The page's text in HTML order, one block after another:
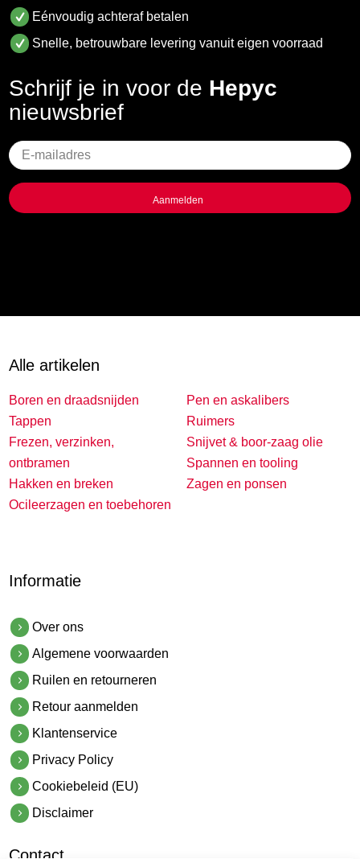
Eénvoudig achteraf betalen
Snelle, betrouwbare levering vanuit eigen voorraad
Schrijf je in voor de Hepyc
nieuwsbrief
Geen
titel
Alle artikelen
Boren en draadsnijden
Tappen
Frezen, verzinken,
ontbramen
Hakken en breken
Ocileerzagen en toebehoren
Pen en askalibers
Ruimers
Snijvet & boor-zaag olie
Spannen en tooling
Zagen en ponsen
Informatie
Over ons
Algemene voorwaarden
Ruilen en retourneren
Retour aanmelden
Klantenservice
Privacy Policy
Cookiebeleid (EU)
Disclaimer
Contact